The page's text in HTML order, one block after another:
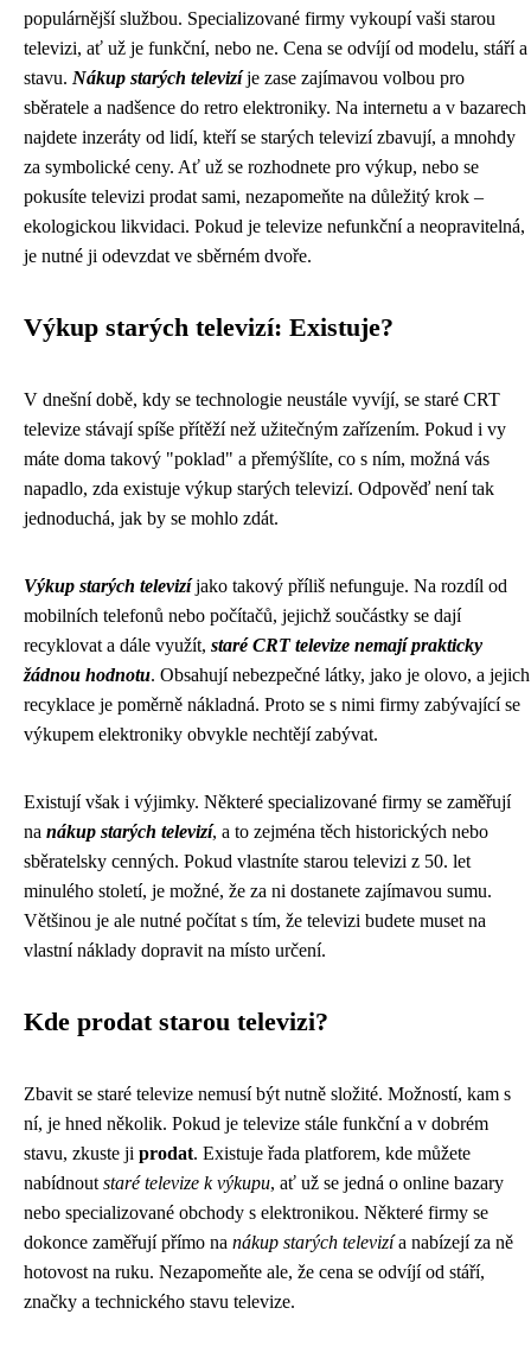
populárnější službou. Specializované firmy vykoupí vaši starou
televizi, ať už je funkční, nebo ne. Cena se odvíjí od modelu, stáří a
stavu. Nákup starých televizíje zase zajímavou volbou pro
sběratele a nadšence do retro elektroniky. Na internetu a v bazarech
najdete inzeráty od lidí, kteří se starých televizí zbavují, a mnohdy
za symbolické ceny. Ať už se rozhodnete pro výkup, nebo se
pokusíte televizi prodat sami, nezapomeňte na důležitý krok –
ekologickou likvidaci. Pokud je televize nefunkční a neopravitelná,
je nutné ji odevzdat ve sběrném dvoře.
Výkup starých televizí: Existuje?
V dnešní době, kdy se technologie neustále vyvíjí, se staré CRT
televize stávají spíše přítěží než užitečným zařízením. Pokud i vy
máte doma takový "poklad" a přemýšlíte, co s ním, možná vás
napadlo, zda existuje výkup starých televizí. Odpověď není tak
jednoduchá, jak by se mohlo zdát.
Výkup starých televizíjako takový příliš nefunguje. Na rozdíl od
mobilních telefonů nebo počítačů, jejichž součástky se dají
recyklovat a dále využít, staré CRT televize nemají prakticky
žádnou hodnotu. Obsahují nebezpečné látky, jako je olovo, a jejich
recyklace je poměrně nákladná. Proto se s nimi firmy zabývající se
výkupem elektroniky obvykle nechtějí zabývat.
Existují však i výjimky. Některé specializované firmy se zaměřují
na nákup starých televizí, a to zejména těch historických nebo
sběratelsky cenných. Pokud vlastníte starou televizi z 50. let
minulého století, je možné, že za ni dostanete zajímavou sumu.
Většinou je ale nutné počítat s tím, že televizi budete muset na
vlastní náklady dopravit na místo určení.
Kde prodat starou televizi?
Zbavit se staré televize nemusí být nutně složité. Možností, kam s
ní, je hned několik. Pokud je televize stále funkční a v dobrém
stavu, zkuste ji prodat. Existuje řada platforem, kde můžete
nabídnout staré televize k výkupu, ať už se jedná o online bazary
nebo specializované obchody s elektronikou. Některé firmy se
dokonce zaměřují přímo na nákup starých televizía nabízejí za ně
hotovost na ruku. Nezapomeňte ale, že cena se odvíjí od stáří,
značky a technického stavu televize.